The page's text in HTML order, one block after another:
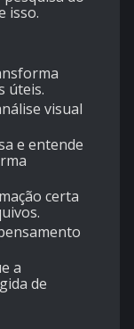
isso.
úteis.
visual
e entende
certa
a
de